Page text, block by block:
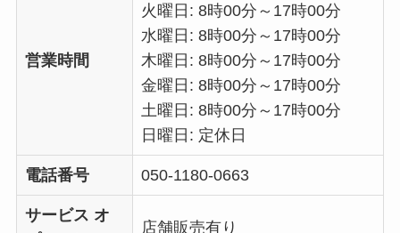
営業時間
火曜日: 8時00分～17時00分
水曜日: 8時00分～17時00分
木曜日: 8時00分～17時00分
金曜日: 8時00分～17時00分
土曜日: 8時00分～17時00分
日曜日: 定休日
電話番号 050-1180-0663
サービス オ
店舗販売有り